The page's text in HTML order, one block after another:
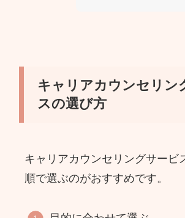
キャリアカウンセリン
スの選び方
キャリアカウンセリングサービ
順で選ぶのがおすすめです。